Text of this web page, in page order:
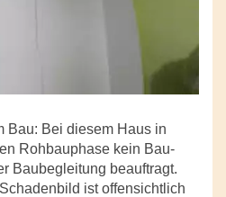
Bau: Bei diesem Haus in
Rohbauphase kein Bau-
Baubegleitung beauftragt.
ist offensichtlich